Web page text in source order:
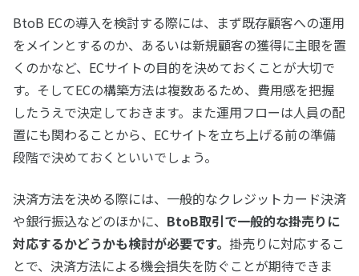
BtoB ECの導入を検討する際には、まず既存顧客への運用
をメインとするのか、あるいは新規顧客の獲得に主眼を置
くのかなど、ECサイトの目的を決めておくことが大切で
す。そしてECの構築方法は複数あるため、費用感を把握
したうえで決定しておきます。また運用フローは人員の配
置にも関わることから、ECサイトを立ち上げる前の準備
段階で決めておくといいでしょう。
決済方法を決める際には、一般的なクレジットカード決済
や銀行振込などのほかに、 BtoB取引で一般的な掛売りに
対応するかどうかも検討が必要です。 掛売りに対応するこ
とで、決済方法による機会損失を防ぐことが期待できま